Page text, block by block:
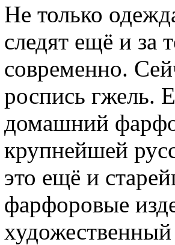
Не только
следят ещё и за
современно.
роспись гжель.
домашний
крупнейшей
это ещё и
фарфоровые